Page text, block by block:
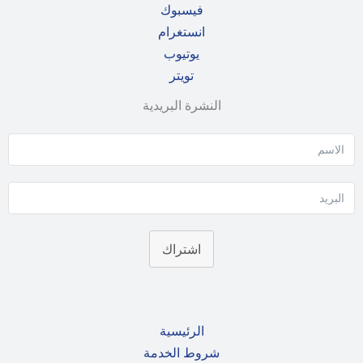
فيسبوك
انستغرام
يوتيوب
تويتر
النشرة البريدية
اشتراك
الرئيسية
شروط الخدمة